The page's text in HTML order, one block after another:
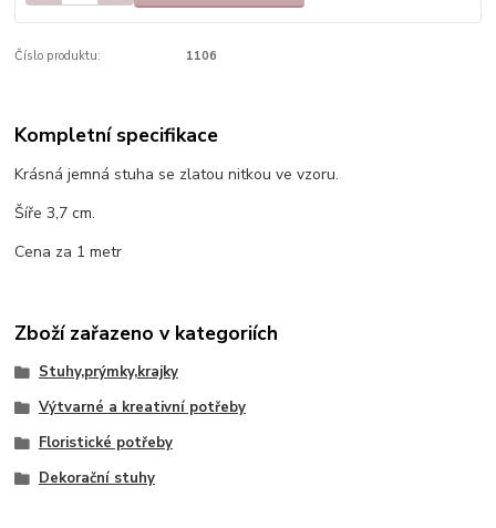
Číslo produktu: 1106
Kompletní specifikace
Krásná jemná stuha se zlatou nitkou ve vzoru.
Šíře 3,7 cm.
Cena za 1 metr
Zboží zařazeno v kategoriích
Stuhy,prýmky,krajky
Výtvarné a kreativní potřeby
Floristické potřeby
Dekorační stuhy